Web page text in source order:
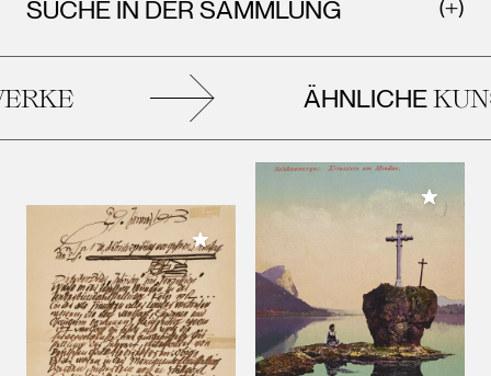
SUCHE IN DER SAMMLUNG
ÄHNLICHE
Meiner Sammlung hinzufügen
Meiner